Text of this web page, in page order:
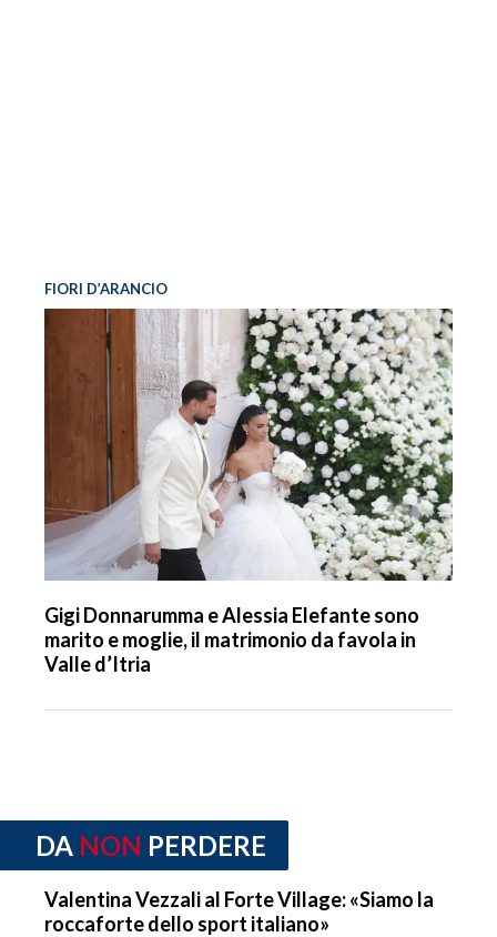
FIORI D’ARANCIO
Gigi Donnarumma e Alessia Elefante sono
marito e moglie, il matrimonio da favola in
Valle d’Itria
DA NON PERDERE
Valentina Vezzali al Forte Village: «Siamo la
roccaforte dello sport italiano»